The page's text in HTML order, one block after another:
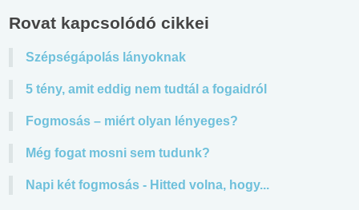
Rovat kapcsolódó cikkei
Szépségápolás lányoknak
5 tény, amit eddig nem tudtál a fogaidról
Fogmosás – miért olyan lényeges?
Még fogat mosni sem tudunk?
Napi két fogmosás - Hitted volna, hogy...